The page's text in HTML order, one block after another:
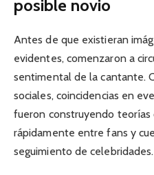
posible novio
Antes de que existieran
evidentes, comenzaron a
sentimental de la cantante.
sociales, coincidencias en
fueron construyendo teorías
rápidamente entre fans y
seguimiento de celebridades.